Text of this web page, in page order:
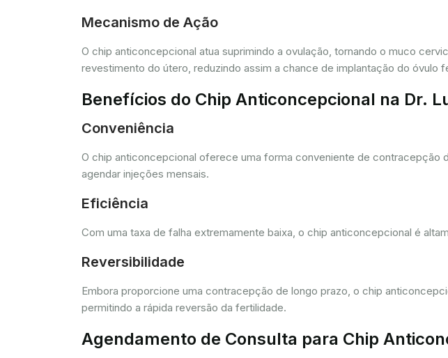
Mecanismo de Ação
O chip anticoncepcional atua suprimindo a ovulação, tornando o muco
revestimento do útero, reduzindo assim a chance de implantação do óvulo
Benefícios do Chip Anticoncepcional na Dr.
Conveniência
O chip anticoncepcional oferece uma forma conveniente de contracepção
agendar injeções mensais.
Eficiência
Com uma taxa de falha extremamente baixa, o chip anticoncepcional é
Reversibilidade
Embora proporcione uma contracepção de longo prazo, o chip
permitindo a rápida reversão da fertilidade.
Agendamento de Consulta para Chip